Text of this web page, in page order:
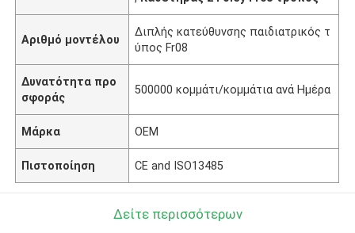
Αριθμό μοντέλου
Διπλής κατεύθυνσης παιδιατρικός τ
ύπος Fr08
Δυνατότητα προ
σφοράς
500000 κομμάτι/κομμάτια ανά Ημέρα
Μάρκα OEM
Πιστοποίηση CE and ISO13485
Δείτε περισσότερων